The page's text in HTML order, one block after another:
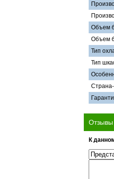
Объем
Объем
Тип
Тип
Отзывы
К